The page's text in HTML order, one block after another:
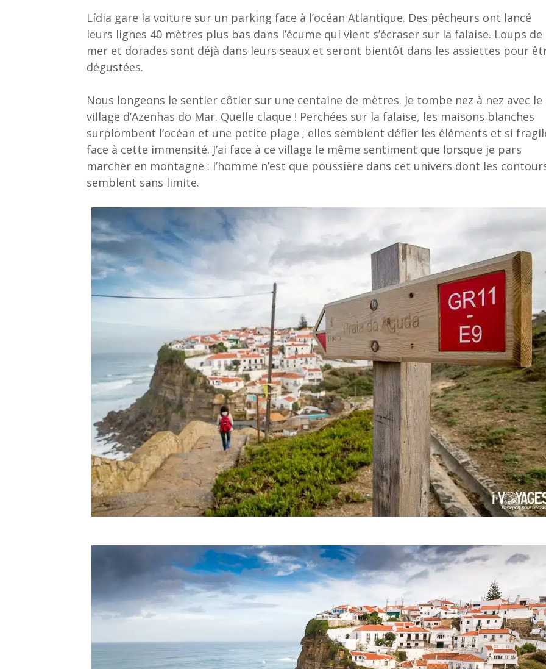
Lídia gare la voiture sur un parking face à l’océan Atlantique. Des pêcheurs ont lancé
leurs lignes 40 mètres plus bas dans l’écume qui vient s’écraser sur la falaise. Loups de
mer et dorades sont déjà dans leurs seaux et seront bientôt dans les assiettes pour
dégustées.
Nous longeons le sentier côtier sur une centaine de mètres. Je tombe nez à nez avec le
village d’Azenhas do Mar. Quelle claque ! Perchées sur la falaise, les maisons blanches
surplombent l’océan et une petite plage ; elles semblent défier les éléments et si
face à cette immensité. J’ai face à ce village le même sentiment que lorsque je pars
marcher en montagne : l’homme n’est que poussière dans cet univers dont les
semblent sans limite.